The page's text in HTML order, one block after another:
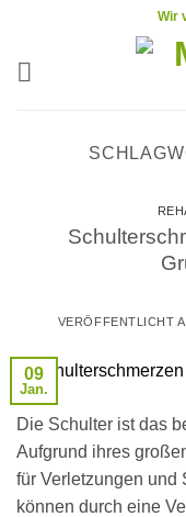
springen
Wir
VERÖFFENTLICHT
09
Jan.
Die Schulter ist das
Aufgrund ihres
für Verletzungen und
können durch eine